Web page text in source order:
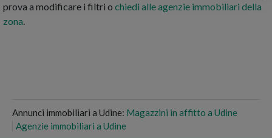
prova a modificare i filtri o chiedi alle agenzie immobiliari della
zona.
Annunci immobiliari a Udine: Magazzini in affitto a Udine
Agenzie immobiliari a Udine